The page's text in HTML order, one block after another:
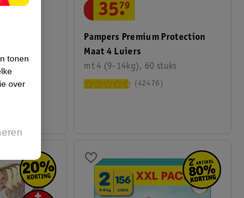
Pampers Premium Protection
Maat 4 Luiers
mt 4 (9-14kg), 60 stuks
35.
79
42476
tonen
over